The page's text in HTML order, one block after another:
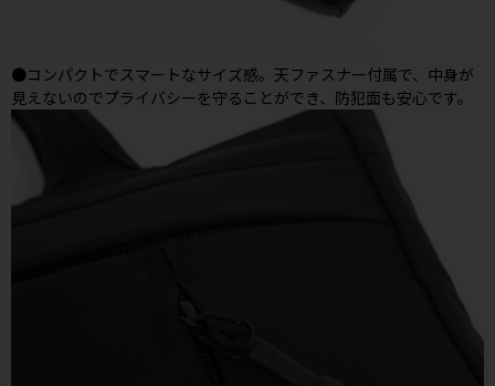
●コンパクトでスマートなサイズ感。天ファスナー付属で、中身が
見えないのでプライバシーを守ることができ、防犯面も安心です。